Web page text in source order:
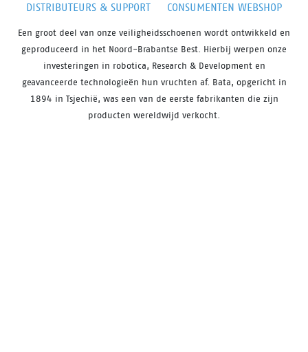
DISTRIBUTEURS & SUPPORT
CONSUMENTEN WEBSHOP
Een groot deel van onze veiligheidsschoenen wordt ontwikkeld en
geproduceerd in het Noord-Brabantse Best. Hierbij werpen onze
investeringen in robotica, Research & Development en
geavanceerde technologieën hun vruchten af. Bata, opgericht in
1894 in Tsjechië, was een van de eerste fabrikanten die zijn
producten wereldwijd verkocht.